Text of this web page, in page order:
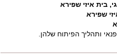
בית איזי שפירא
שפירא